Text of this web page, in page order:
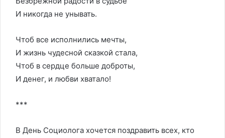
И никогда не унывать.
Чтоб все исполнились мечты,
И жизнь чудесной сказкой стала,
Чтоб в сердце больше доброты,
И денег, и любви хватало!
***
В День Социолога хочется поздравить всех, кто